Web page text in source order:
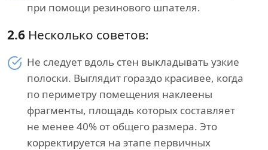
при помощи резинового шпателя.
2.6 Несколько советов:
Не следует вдоль стен выкладывать узкие
полоски. Выглядит гораздо красивее, когда
по периметру помещения наклеены
фрагменты, площадь которых составляет
не менее 40% от общего размера. Это
корректируется на этапе первичных